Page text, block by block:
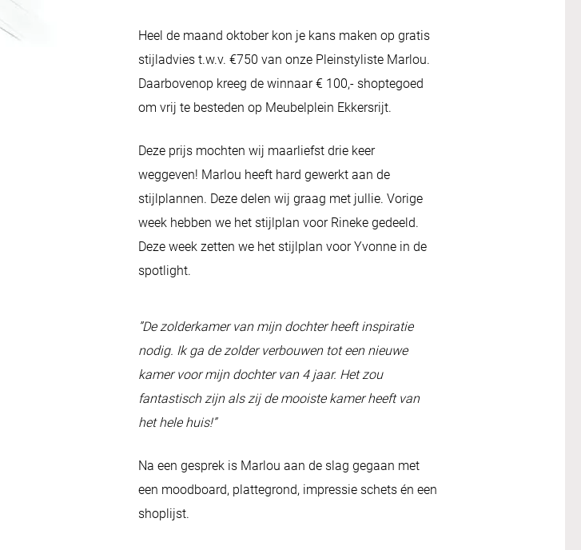
Heel de maand oktober kon je kans maken op gratis
stijladvies t.w.v. €750 van onze Pleinstyliste Marlou.
Daarbovenop kreeg de winnaar € 100,- shoptegoed
om vrij te besteden op Meubelplein Ekkersrijt.
Deze prijs mochten wij maarliefst drie keer
weggeven! Marlou heeft hard gewerkt aan de
stijlplannen. Deze delen wij graag met jullie. Vorige
week hebben we het stijlplan voor Rineke gedeeld.
Deze week zetten we het stijlplan voor Yvonne in de
spotlight.
”De zolderkamer van mijn dochter heeft inspiratie
nodig. Ik ga de zolder verbouwen tot een nieuwe
kamer voor mijn dochter van 4 jaar. Het zou
fantastisch zijn als zij de mooiste kamer heeft van
het hele huis!”
Na een gesprek is Marlou aan de slag gegaan met
een moodboard, plattegrond, impressie schets én een
shoplijst.